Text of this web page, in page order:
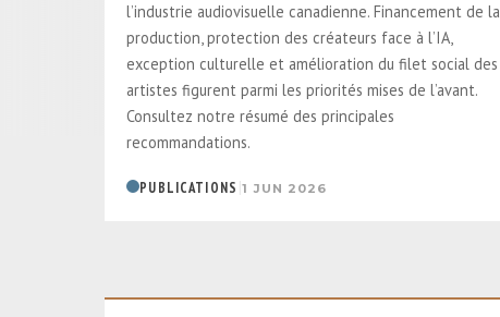
l’industrie audiovisuelle canadienne. Financement de la
production, protection des créateurs face à l’IA,
exception culturelle et amélioration du filet social des
artistes figurent parmi les priorités mises de l’avant.
Consultez notre résumé des principales
recommandations.
PUBLICATIONS |1 JUN 2026